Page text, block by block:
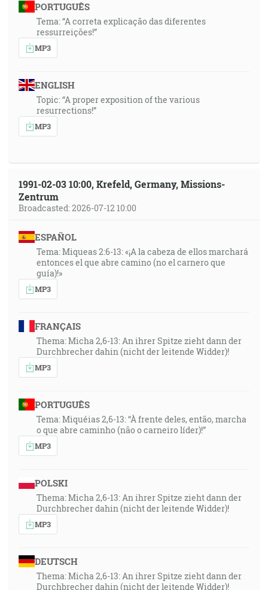
PORTUGUÊS
Tema: “A correta explicação das diferentes
ressurreições!”
MP3
ENGLISH
Topic: “A proper exposition of the various
resurrections!”
MP3
1991-02-03 10:00, Krefeld, Germany, Missions-
Zentrum
Broadcasted: 2026-07-12 10:00
ESPAÑOL
Tema: Miqueas 2:6-13: «¡A la cabeza de ellos marchará
entonces el que abre camino (no el carnero que
guía)!»
MP3
FRANÇAIS
Thema: Micha 2,6-13: An ihrer Spitze zieht dann der
Durchbrecher dahin (nicht der leitende Widder)!
MP3
PORTUGUÊS
Tema: Miquéias 2,6-13: “À frente deles, então, marcha
o que abre caminho (não o carneiro líder)!”
MP3
POLSKI
Thema: Micha 2,6-13: An ihrer Spitze zieht dann der
Durchbrecher dahin (nicht der leitende Widder)!
MP3
DEUTSCH
Thema: Micha 2,6-13: An ihrer Spitze zieht dann der
Durchbrecher dahin (nicht der leitende Widder)!